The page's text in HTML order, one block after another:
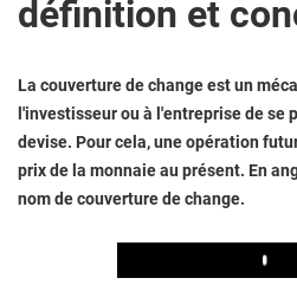
définition et
La couverture de change est un
l'investisseur ou à l'entreprise de se
devise. Pour cela, une opération
prix de la monnaie au présent. En
nom de couverture de change.
Play